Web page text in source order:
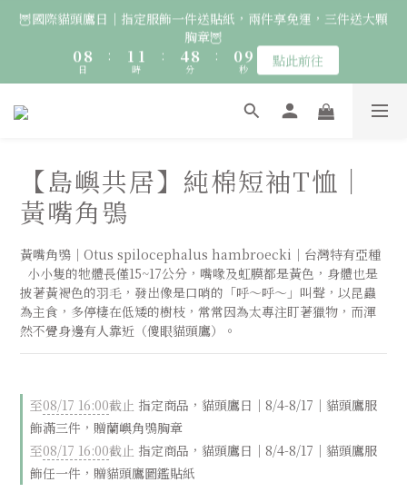
🚛 登入會員｜即享2000免運 🚛 會員中心完成訂閱，再送50元購
物金！
0
2
1
0
6
5
4
3
6
4
3
2
🦉國際貓頭鷹日｜指定服飾一件送貼紙，兩件享免運，三件送大顆
胸章🦉
2
08
7
2
1
0
日
:
3
1
0
3
1
0
時
:
6
5
4
3
9
8
7
2
1
分
:
2
0 9
8
7
6
2
秒 點此前往
🚛 登入會員｜即享2000免運 🚛 會員中心完成訂閱，再送50元購
【島嶼共居】純棉短袖T恤｜
黃嘴角鴞
黃嘴角鴞｜Otus spilocephalus hambroecki｜台灣特有亞種
披著黃褐色的羽毛，發出像是口哨的「呼～呼～」叫聲，以昆蟲
為主食，多停棲在低矮的樹枝，常常因為太專注盯著獵物，而渾
然不覺身邊有人靠近（傻眼貓頭鷹）。
至08/17 16:00截止 指定商品，貓頭鷹日｜8/4-8/17｜貓頭鷹服
飾滿三件，贈蘭嶼角鴞胸章
至08/17 16:00截止 指定商品，貓頭鷹日｜8/4-8/17｜貓頭鷹服
飾任一件，贈貓頭鷹圖鑑貼紙